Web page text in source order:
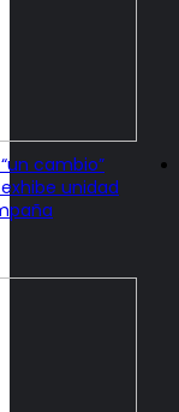
cambio”
unidad